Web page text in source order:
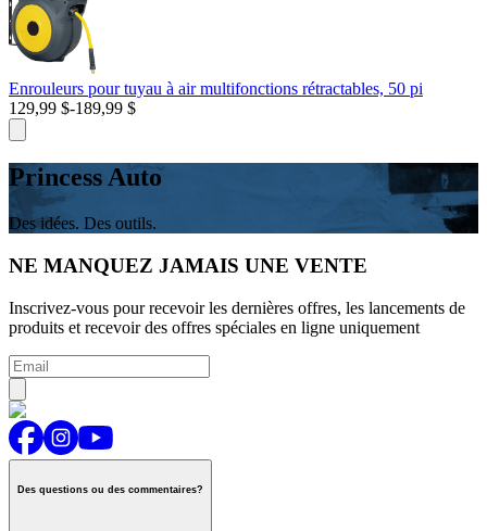
Enrouleurs pour tuyau à air multifonctions rétractables, 50 pi
129,99 $-189,99 $
Princess Auto
Des idées. Des outils.
NE MANQUEZ JAMAIS UNE VENTE
Inscrivez-vous pour recevoir les dernières offres, les lancements de
produits et recevoir des offres spéciales en ligne uniquement
Des questions ou des commentaires?